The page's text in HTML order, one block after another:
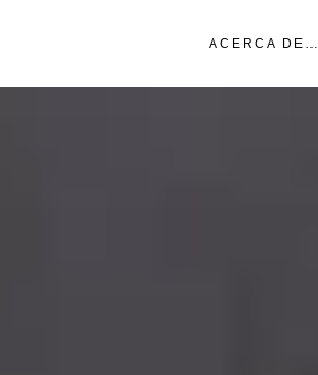
ACERCA DE…